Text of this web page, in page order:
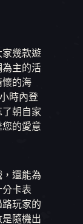
幾款遊
主的活
的海
時內登
朝自家
的愛意
還能為
卡表
玩家的
隨機出